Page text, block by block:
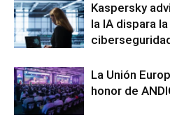
Kaspersky
la IA dispara
La Unión
honor de